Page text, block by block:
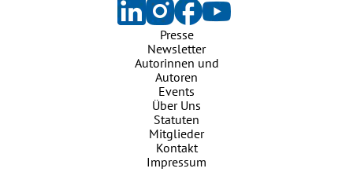
Presse
Newsletter
Autorinnen und
Autoren
Events
Über Uns
Statuten
Mitglieder
Kontakt
Impressum